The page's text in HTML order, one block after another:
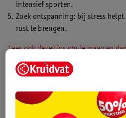
intensief sporten.
Zoek ontspanning: bij stress
rust te brengen.
Lees ook deze tips om je maag en
komen.
“Buikkrampen zijn meestal